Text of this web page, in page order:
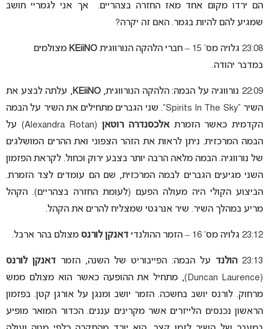
הם ירדו מקום אחד מאז החזרה בצהריים. אך אני לגמריי חושב
שמגיע להם להיות בגמר. האם זה יקרה?
23:08 גלויה מס’ 15 – חברי הלהקה הנורווגית KEiiNO מצולמים
במדבר יהודה.
22:09 נורווגיה על הבמה: הלהקה הנורווגית, KEiiNO, עלתה לבצע את
השיר “Spirits In The Sky”. שני הגברים מתחילים את השיר על הבמה
הקדמית כאשר הזמרתאלכסנדרה רוטאן
(Alexandra Rotan) על
הבמה המרכזית. ניתן לראות את הזהר הצפוני ואת ההרים המושלגים
של נורווגיה. הבמה מלאה הרבה יותר בצבע ירוק וכחול. לקראת הפזמון
השני מגיעים הגברים לבמה המרכזית, שם הם עומדים לצד הזמרת.
הביצוע הקולי היה מעולה הפעם (לעומת החזרה בצהריים). הקהל
מריע במהלך השיר. שיר אנרגטי שמצליח להרים את הקהל.
23:12 גלויה מס’ 16 – הזמר ההולנדי דאנקן לורנס מצולם בהר ארבל.
23:13 הולנד על הבמה: הפייבוריט של השנה, הזמר דאנקן לורנס
(Duncan Laurence), מתחיל את ההופעה כאשר הוא מצולם ממש
מרחוק. לורנס יושב בחשכה. הזמר יושב ומנגן על אורגן קטן. בפזמון
הראשון נכנסים הלייזרים אשר מקרינים עננים. הכדור המואר מופיע